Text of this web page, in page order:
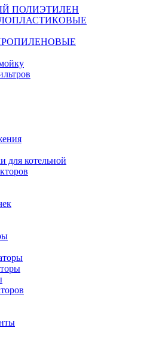
ПОЛИЭТИЛЕН
для котельной